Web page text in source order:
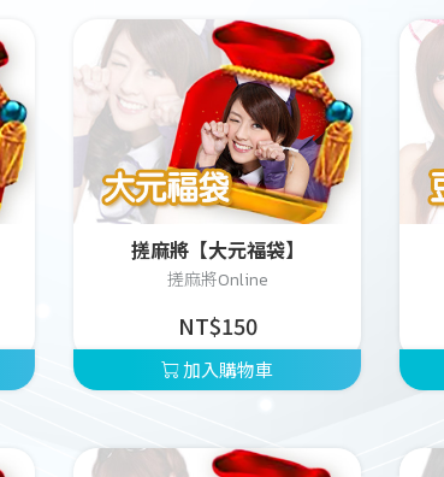
搓麻將【大元福袋】
搓麻將Online
NT$150
加入購物車